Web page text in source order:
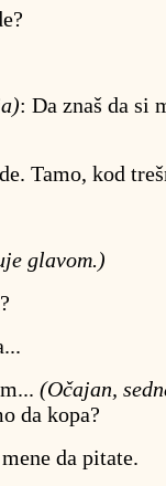
: Da znaš da si
Tamo, kod
glavom.)
(Očajan,
da kopa?
da pitate.